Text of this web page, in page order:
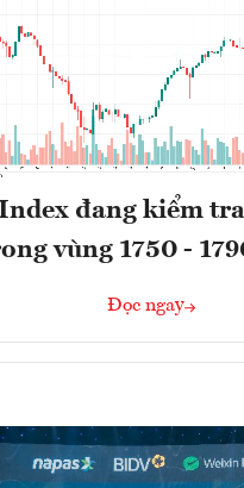
đang kiểm
vùng 1750 -
Đọc ngay